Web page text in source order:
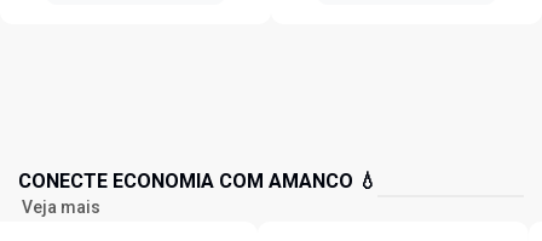
CONECTE ECONOMIA COM AMANCO 💧
Veja mais